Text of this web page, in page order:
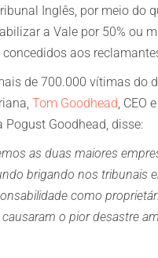
Inglês, por meio do
a Vale por 50% ou
aos
de 700.000 vítimas do
Tom Goodhead , CEO
Pogust Goodhead, disse:
as duas maiores
brigando nos tribunais
como
o pior desastre